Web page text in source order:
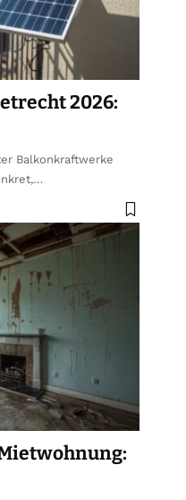
2026:
Balkonkraftwerke
…